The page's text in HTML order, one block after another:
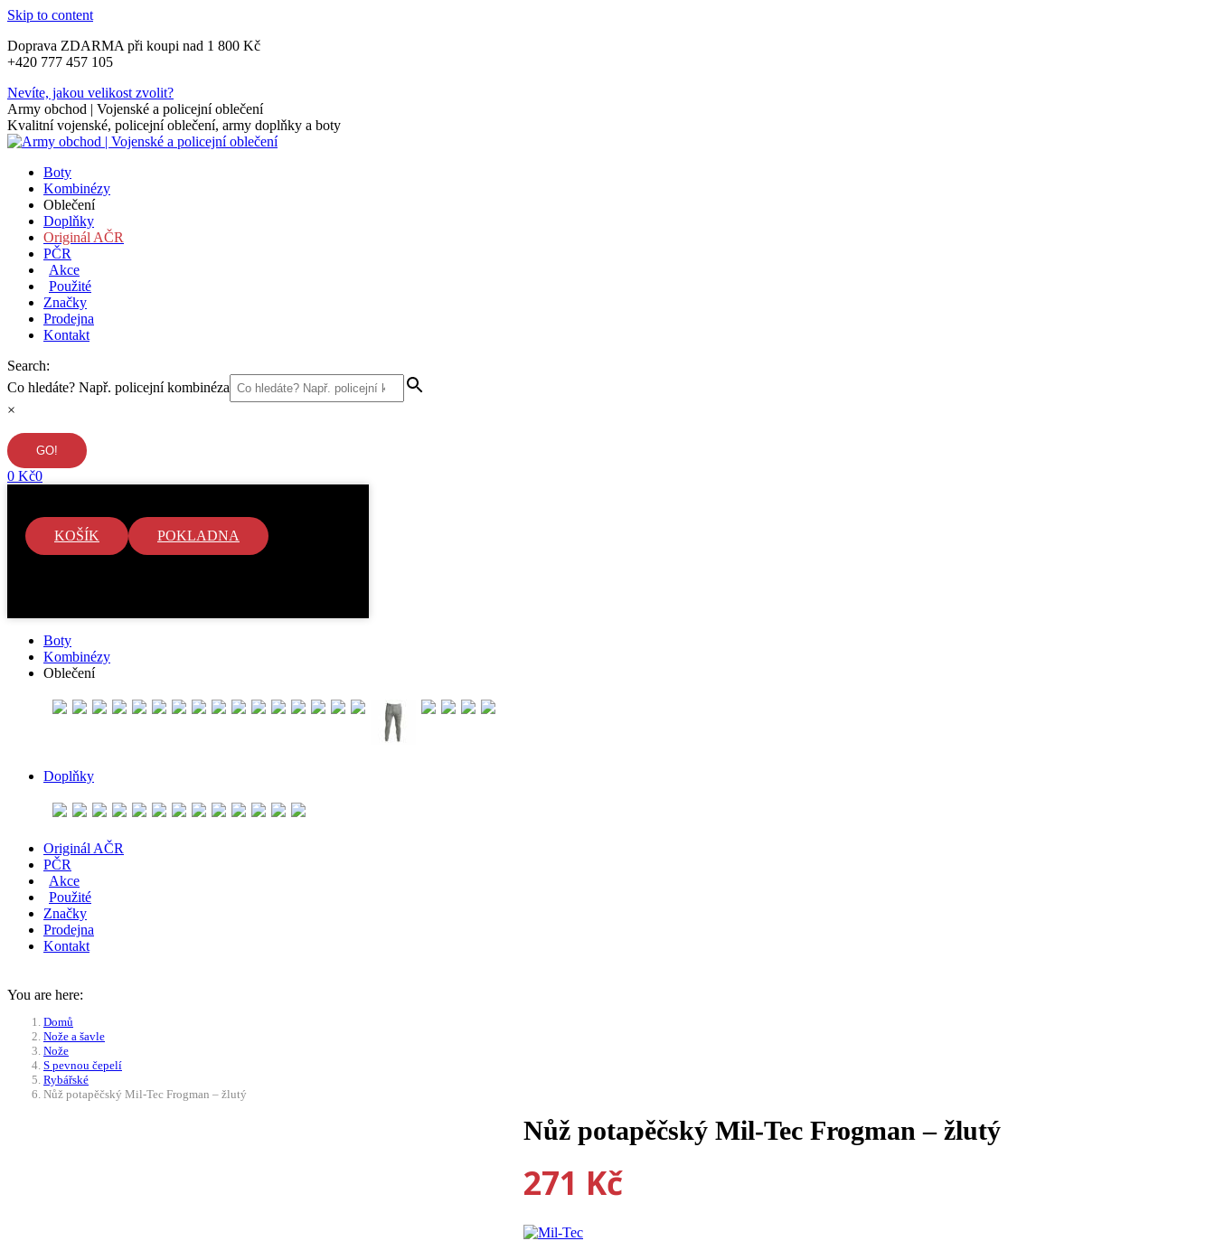
Skip to content
Doprava ZDARMA při koupi nad 1 800 Kč
+420 777 457 105
Nevíte, jakou velikost zvolit?
Army obchod | Vojenské a policejní oblečení
Kvalitní vojenské, policejní oblečení, army doplňky a boty
Boty
Kombinézy
Oblečení
Doplňky
Originál AČR
PČR
Akce
Použité
Značky
Prodejna
Kontakt
Search:
Co hledáte? Např. policejní kombinéza
×
0 Kč0
KOŠÍK POKLADNA
Boty
Kombinézy
Oblečení
Doplňky
Originál AČR
PČR
Akce
Použité
Značky
Prodejna
Kontakt
You are here:
Domů
Nože a šavle
Nože
S pevnou čepelí
Rybářské
Nůž potapěčský Mil-Tec Frogman – žlutý
Nůž potapěčský Mil-Tec Frogman – žlutý
271 Kč